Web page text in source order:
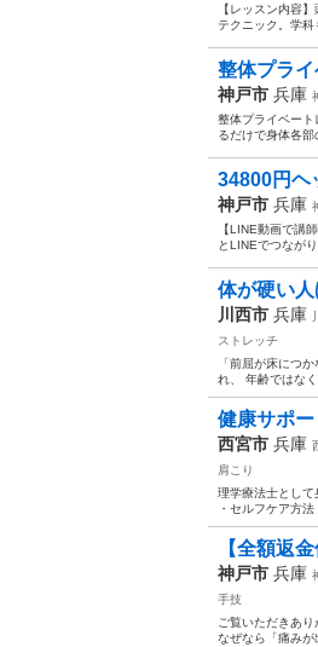
【レッスン内容
テクニック。学
整体プラ
神戸市 兵庫
整体プライベート
るだけで身体各
34800円ヘ
神戸市 兵庫
【LINE動画で講
とLINEでつなが
体が硬い
川西市 兵庫
ストレッチ
「前屈が床につ
れ、 年齢ではな
健康サポー
西宮市 兵庫
肩こり
理学療法士とし
・セルフケア方
【全額返
神戸市 兵庫
手技
ご覧いただきあ
なぜなら「痛みが